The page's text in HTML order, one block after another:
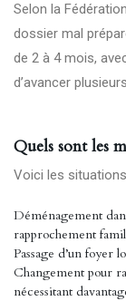
Selon la
dossier mal
de 2 à 4 mois,
d’avancer
Quels sont les
Voici les
Déménagement
rapprochement
Passage d’un foyer
Changement pour
nécessitant